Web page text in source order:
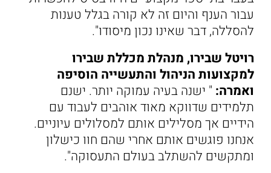
עבור הענף והיום זה לא קורה בגלל טענות
להסללה, דבר שאינו נכון מיסודו".
רויטל שבירו, מנהלת מכללת שבירו
למקצועות הניהול והתעשייה הוסיפה
ואמרה: " ישנה בעיה עמוקה יותר. ישנם
תלמידים שדווקא מאוד אוהבים לעבוד עם
הידיים אך מסלילים אותם למסלולים עיוניים.
אנחנו פוגשים אותם אחרי שהם חוו כישלון
ומתקשים להשתלב בעולם התעסוקה".